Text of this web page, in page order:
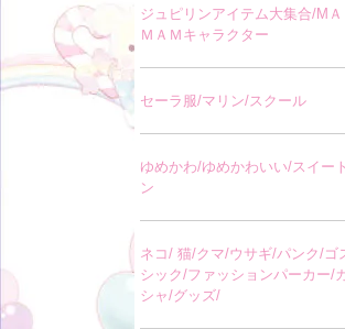
ジュピリンアイテム大集合/MＡ
ＭＡＭキャラクター
セーラ服/マリン/スクール
ゆめかわ/ゆめかわいい/スイー
ン
ネコ/ 猫/クマ/ウサギ/パンク/ゴ
シック/ファッションパーカー/
シャ/グッズ/